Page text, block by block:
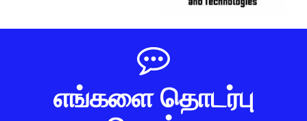
எங்களை தொடர்பு